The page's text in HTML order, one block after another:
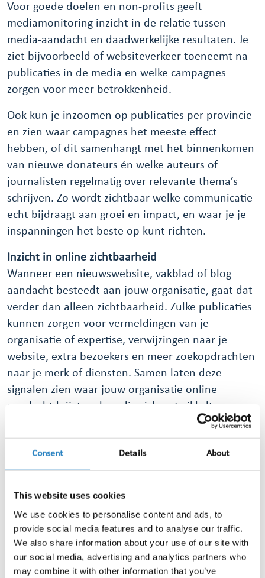
Consent Details About
This website uses cookies
We use cookies to personalise content and ads, to
provide social media features and to analyse our traffic.
We also share information about your use of our site with
our social media, advertising and analytics partners who
may combine it with other information that you’ve
Voor goede doelen en non-profits geeft
mediamonitoring inzicht in de relatie tussen
media-aandacht en daadwerkelijke resultaten. Je
ziet bijvoorbeeld of websiteverkeer toeneemt na
publicaties in de media en welke campagnes
zorgen voor meer betrokkenheid.
Ook kun je inzoomen op publicaties per provincie
en zien waar campagnes het meeste effect
hebben, of dit samenhangt met het binnenkomen
van nieuwe donateurs én welke auteurs of
journalisten regelmatig over relevante thema’s
schrijven. Zo wordt zichtbaar welke communicatie
echt bijdraagt aan groei en impact, en waar je je
inspanningen het beste op kunt richten.
Inzicht in online zichtbaarheid
Wanneer een nieuwswebsite, vakblad of blog
aandacht besteedt aan jouw organisatie, gaat dat
verder dan alleen zichtbaarheid. Zulke publicaties
kunnen zorgen voor vermeldingen van je
organisatie of expertise, verwijzingen naar je
website, extra bezoekers en meer zoekopdrachten
naar je merk of diensten. Samen laten deze
signalen zien waar jouw organisatie online
aandacht krijgt en hoe die zich ontwikkelt.
Door mediamonitoring wordt duidelijk welke
websites over je schrijven, welke publicaties
momentum winnen. Zo ontstaat een concreet
beeld van de signalen die samen de online
zichtbaarheid van je organisatie vormen.
Stel je voor: je werkt voor een zorgorganisatie die
via mediamonitoring ziet dat het onderwerp